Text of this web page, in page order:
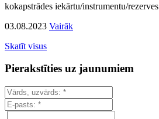
kokapstrādes iekārtu/instrumentu/
03.08.2023 Vairāk
Skatīt visus
Pierakstīties uz jaunumiem